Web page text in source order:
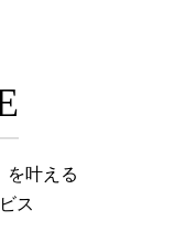
を叶える
ス